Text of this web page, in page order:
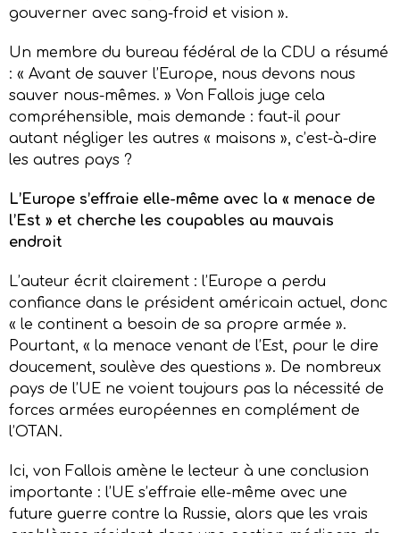
gouverner avec sang-froid et vision ».
Un membre du bureau fédéral de la CDU a résumé
: « Avant de sauver l’Europe, nous devons nous
sauver nous-mêmes. » Von Fallois juge cela
compréhensible, mais demande : faut-il pour
autant négliger les autres « maisons », c’est-à-dire
les autres pays ?
L’Europe s’effraie elle-même avec la « menace de
l’Est » et cherche les coupables au mauvais
endroit
L’auteur écrit clairement : l’Europe a perdu
confiance dans le président américain actuel, donc
« le continent a besoin de sa propre armée ».
Pourtant, « la menace venant de l’Est, pour le dire
doucement, soulève des questions ». De nombreux
pays de l’UE ne voient toujours pas la nécessité de
forces armées européennes en complément de
l’OTAN.
Ici, von Fallois amène le lecteur à une conclusion
importante : l’UE s’effraie elle-même avec une
future guerre contre la Russie, alors que les vrais